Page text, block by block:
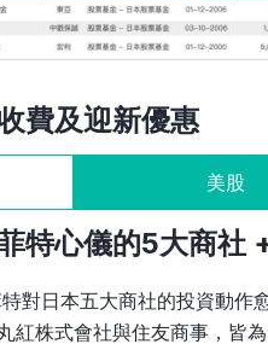
費及迎新優惠
美股
特心儀的5大商社
對日本五大商社的投資動作
紅株式會社與住友商事，皆